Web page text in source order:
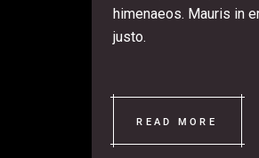
himenaeos. Mauris in
justo.
READ MORE